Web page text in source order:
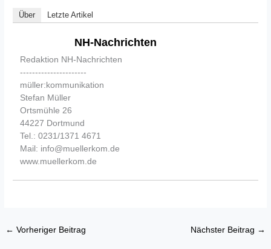
Über Letzte Artikel
NH-Nachrichten
Redaktion NH-Nachrichten
----------------------
müller:kommunikation
Stefan Müller
Ortsmühle 26
44227 Dortmund
Tel.: 0231/1371 4671
Mail: info@muellerkom.de
www.muellerkom.de
← Vorheriger Beitrag Nächster Beitrag →